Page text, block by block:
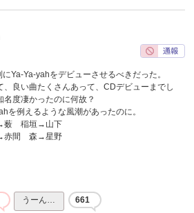
Ya-Ya-yahをデビューさせるべきだった。
、良い曲たくさんあって、CDデビューまでし
度凄かったのに何故？
を例えるような風潮があったのに。
薮 稲垣→山下
赤間 森→星野
うーん… 661